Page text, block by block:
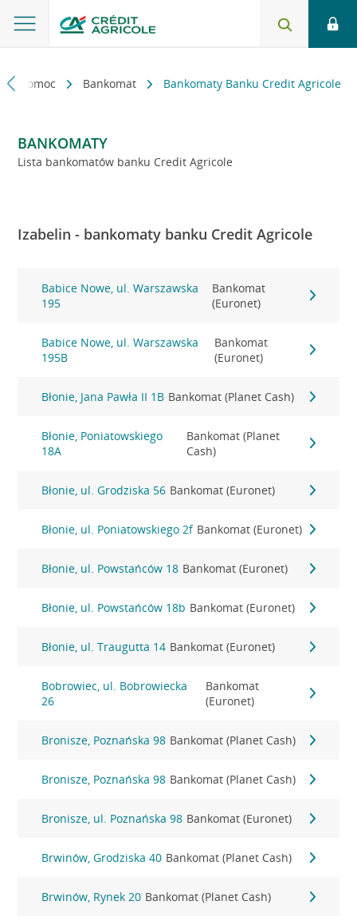
i pomoc Bankomat Bankomaty Banku Credit Agricole
BANKOMATY
Lista bankomatów banku Credit Agricole
Izabelin - bankomaty banku Credit Agricole
Babice Nowe, ul. Warszawska
195
Bankomat
(Euronet)
Babice Nowe, ul. Warszawska
195B
Bankomat
(Euronet)
Błonie, Jana Pawła II 1B Bankomat (Planet Cash)
Błonie, Poniatowskiego
18A
Bankomat (Planet
Cash)
Błonie, ul. Grodziska 56 Bankomat (Euronet)
Błonie, ul. Poniatowskiego 2f Bankomat (Euronet)
Błonie, ul. Powstańców 18 Bankomat (Euronet)
Błonie, ul. Powstańców 18b Bankomat (Euronet)
Błonie, ul. Traugutta 14 Bankomat (Euronet)
Bobrowiec, ul. Bobrowiecka
26
Bankomat
(Euronet)
Bronisze, Poznańska 98 Bankomat (Planet Cash)
Bronisze, Poznańska 98 Bankomat (Planet Cash)
Bronisze, ul. Poznańska 98 Bankomat (Euronet)
Brwinów, Grodziska 40 Bankomat (Planet Cash)
Brwinów, Rynek 20 Bankomat (Planet Cash)